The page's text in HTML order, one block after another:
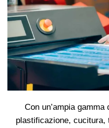
Con un’ampia
plastificazione, cucitura,